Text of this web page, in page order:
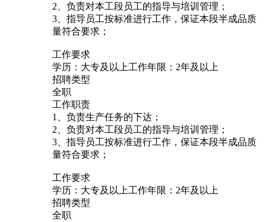
2、负责对本工段员工的指导与培训管理；
3、指导员工按标准进行工作，保证本段半成品质
量符合要求；
工作要求
学历：大专及以上工作年限：2年及以上
招聘类型
全职
工作职责
1、负责生产任务的下达；
2、负责对本工段员工的指导与培训管理；
3、指导员工按标准进行工作，保证本段半成品质
量符合要求；
工作要求
学历：大专及以上工作年限：2年及以上
招聘类型
全职